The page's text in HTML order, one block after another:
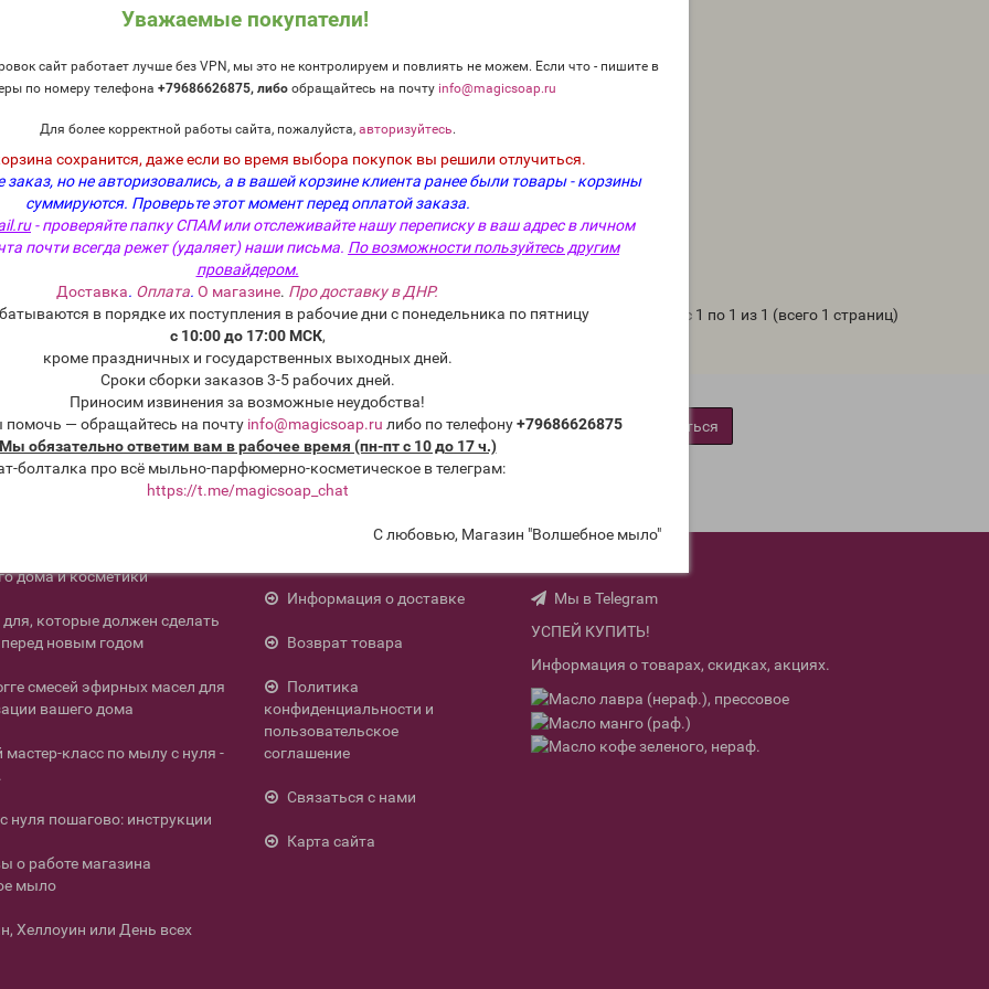
Уважаемые покупатели!
сайт работает лучше без VPN, мы это не контролируем и повлиять не можем. Если что - пишите в
по номеру телефона +79686626875, либо обращайтесь на почту info@magicsoap.ru
Для более корректной работы сайта, пожалуйста, авторизуйтесь.
сохранится, даже если во время выбора покупок вы решили отлучиться.
но не авторизовались, а в вашей корзине клиента ранее были товары - корзины
суммируются. Проверьте этот момент перед оплатой заказа.
- проверяйте папку СПАМ или отслеживайте нашу переписку в ваш адрес в личном
почти всегда режет (удаляет) наши письма. По возможности пользуйтесь другим
провайдером.
Доставка. Оплата. О магазине. Про доставку в ДНР.
в порядке их поступления в рабочие дни с понедельника по пятницу
с 10:00 до 17:00 МСК,
кроме праздничных и государственных выходных дней.
Сроки сборки заказов 3-5 рабочих дней.
Приносим извинения за возможные неудобства!
помочь — обращайтесь на почту info@magicsoap.ru либо по телефону+79686626875
Мы обязательно ответим вам в рабочее время (пн-пт с 10 до 17 ч.)
болталка про всё мыльно-парфюмерно-косметическое в телеграм:
https://t.me/magicsoap_chat
С любовью, Магазин "Волшебное мыло"
Показано с 1 по 1 из 1 (всего 1 страниц)
о
или услуг
магазина
Подписаться
дома и косметики
для, которые должен сделать
новым годом
смесей эфирных масел для
вашего дома
класс по мылу с нуля -
нуля пошагово: инструкции
о работе магазина
мыло
Хеллоуин или День всех
Информация о доставке
Возврат товара
Политика
конфиденциальности и
пользовательское
соглашение
Связаться с нами
Карта сайта
Мы в Telegram
УСПЕЙ КУПИТЬ!
Информация о товарах, скидках, акциях.